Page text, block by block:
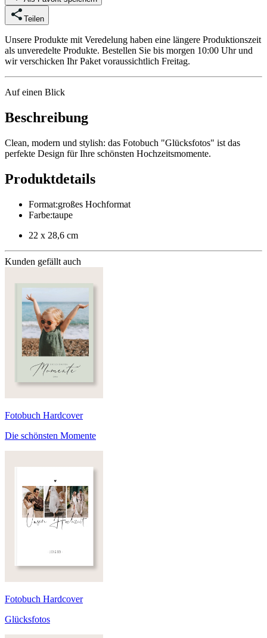
Teilen
Unsere Produkte mit Veredelung haben eine längere Produktionszeit
als unveredelte Produkte. Bestellen Sie bis morgen 10:00 Uhr und
wir verschicken Ihr Paket voraussichtlich Freitag.
Auf einen Blick
Beschreibung
Clean, modern und stylish: das Fotobuch "Glücksfotos" ist das
perfekte Design für Ihre schönsten Hochzeitsmomente.
Produktdetails
Format:großes Hochformat
Farbe:taupe
22 x 28,6 cm
Kunden gefällt auch
Fotobuch Hardcover
Die schönsten Momente
Fotobuch Hardcover
Glücksfotos